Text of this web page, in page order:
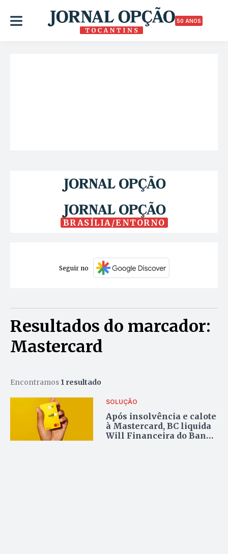
50 ANOS
BRASÍLIA/ENTORNO
Seguir no
Resultados do marcador:
Mastercard
Encontramos 1 resultado
SOLUÇÃO
Após insolvência e calote
à Mastercard, BC liquida
Will Financeira do Banco